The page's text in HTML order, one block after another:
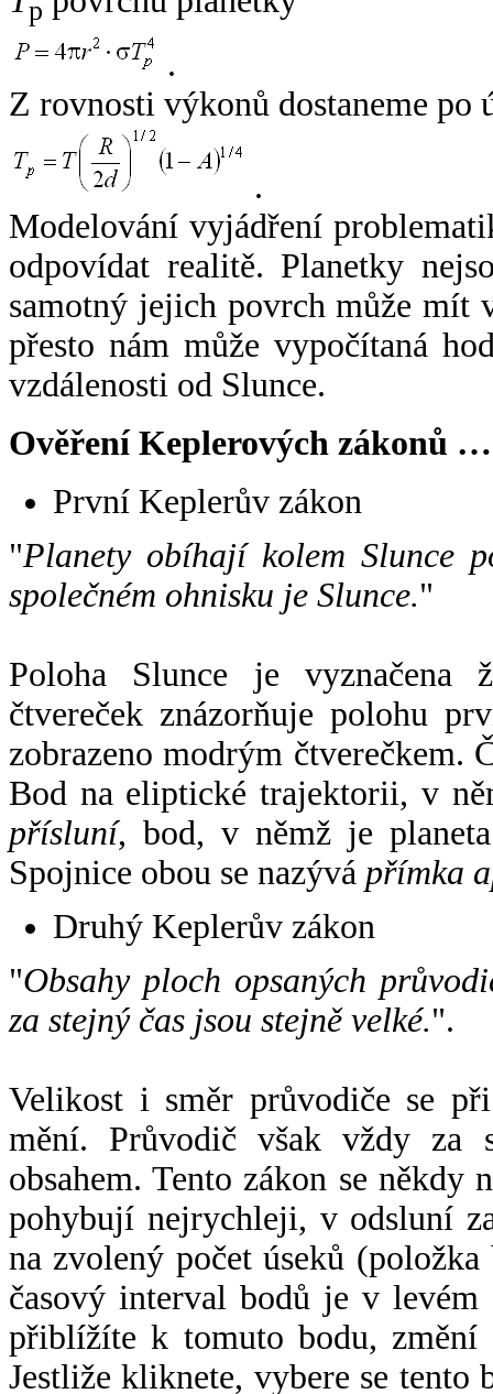
p
.
Z rovnosti výkonů dostaneme po
.
Modelování vyjádření
odpovídat realitě. Planetky
samotný jejich povrch může mít
přesto nám může vypočítaná
vzdálenosti od Slunce.
Ověření Keplerových zákonů …
První Keplerův zákon
"Planety obíhají kolem Slunce
společném ohnisku je Slunce."
Poloha Slunce je vyznačena
čtvereček znázorňuje polohu
zobrazeno modrým čtverečkem.
Bod na eliptické trajektorii, v
přísluní, bod, v němž je
Spojnice obou se nazývá přímka
Druhý Keplerův zákon
"Obsahy ploch opsaných
za stejný čas jsou stejně velké.".
Velikost i směr průvodiče se
mění. Průvodič však vždy za
obsahem. Tento zákon se někdy
pohybují nejrychleji, v odsluní
na zvolený počet úseků
časový interval bodů je v
přiblížíte k tomuto bodu,
Jestliže kliknete, vybere se tento